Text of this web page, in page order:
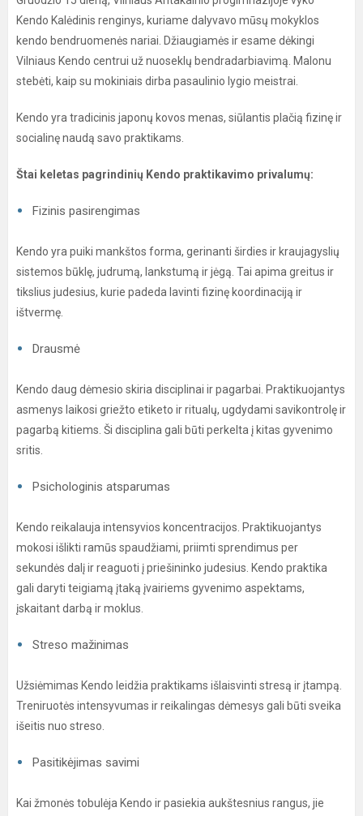
Kendo Kalėdinis renginys, kuriame dalyvavo mūsų mokyklos
kendo bendruomenės nariai. Džiaugiamės ir esame dėkingi
Vilniaus Kendo centrui už nuoseklų bendradarbiavimą. Malonu
stebėti, kaip su mokiniais dirba pasaulinio lygio meistrai.
Kendo yra tradicinis japonų kovos menas, siūlantis plačią fizinę ir
socialinę naudą savo praktikams.
Štai keletas pagrindinių Kendo praktikavimo privalumų:
Fizinis pasirengimas
Kendo yra puiki mankštos forma, gerinanti širdies ir kraujagyslių
sistemos būklę, judrumą, lankstumą ir jėgą. Tai apima greitus ir
tikslius judesius, kurie padeda lavinti fizinę koordinaciją ir
ištvermę.
Drausmė
Kendo daug dėmesio skiria disciplinai ir pagarbai. Praktikuojantys
asmenys laikosi griežto etiketo ir ritualų, ugdydami savikontrolę ir
pagarbą kitiems. Ši disciplina gali būti perkelta į kitas gyvenimo
sritis.
Psichologinis atsparumas
Kendo reikalauja intensyvios koncentracijos. Praktikuojantys
mokosi išlikti ramūs spaudžiami, priimti sprendimus per
sekundės dalį ir reaguoti į priešininko judesius. Kendo praktika
gali daryti teigiamą įtaką įvairiems gyvenimo aspektams,
įskaitant darbą ir moklus.
Streso mažinimas
Užsiėmimas Kendo leidžia praktikams išlaisvinti stresą ir įtampą.
Treniruotės intensyvumas ir reikalingas dėmesys gali būti sveika
išeitis nuo streso.
Pasitikėjimas savimi
Kai žmonės tobulėja Kendo ir pasiekia aukštesnius rangus, jie